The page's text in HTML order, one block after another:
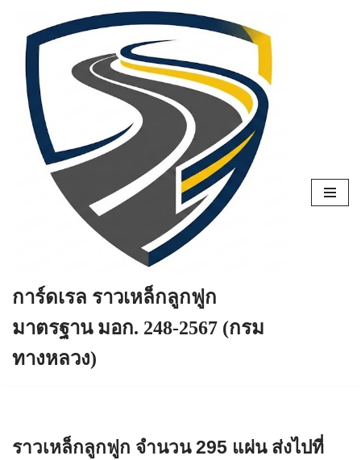
Skip
content
การ์ดเรล ราวเหล็กลูกฟูก
มาตรฐาน มอก. 248-2567 (กรม
ทางหลวง)
ราวเหล็กลูกฟูก จำนวน 295 แผ่น ส่งไปที่